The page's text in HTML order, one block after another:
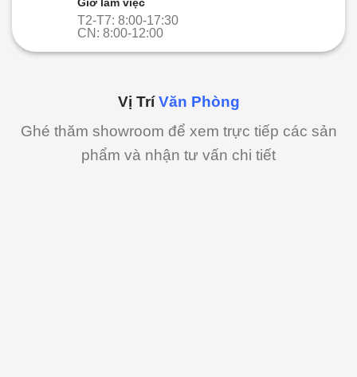
T2-T7: 8:00-17:30
CN: 8:00-12:00
Vị Trí Văn Phòng
Ghé thăm showroom để xem trực tiếp các sản
phẩm và nhận tư vấn chi tiết